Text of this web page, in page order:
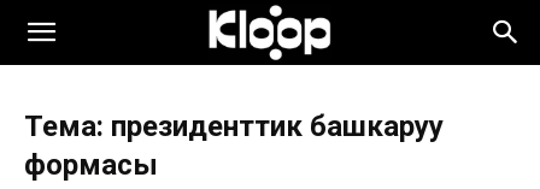
Тема: президенттик башкаруу
формасы